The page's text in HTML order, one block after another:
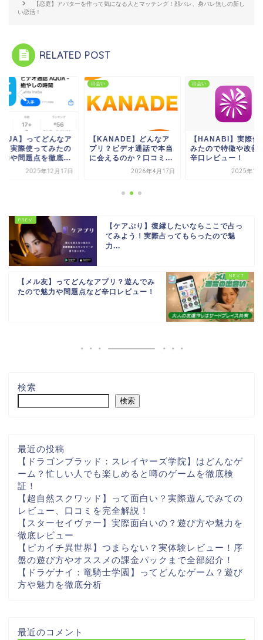
【恋庭】アバターを作って気になる人とマッチング！顔バレ、身バレ無しの新し
い恋活！
RELATED POST
】ってどんなア
？実際使ってみたの
力や問題点を徹底...
2025年12月17日
出会い
【KANADE】どんなア
プリ？ビデオ通話で本当
に会えるのか？口コミ...
2026年4月17日
出会い
【HANABI】実際使
みたので特徴や改善
辛口レビュー！
2025年12
【ケアぷり】復縁したいならここで占っ
てみよう！実際占ってもらったので魅
力...
【メル友】ってどんなアプリ？遊んでみ
たので魅力や問題点など辛口レビュー！
検索
検索
最近の投稿
【ドラゴンブラッド：スレイヤーズ学院】はどんなゲ
ーム？忙しい人でも楽しめると噂のゲームを徹底検
証！
【超自然スクワッド】って面白い？実際遊んでみての
レビュー、口コミを完全解説！
【スターセイヴァー】実際面白いの？遊び方や魅力を
徹底レビュー
【ピカイチ異世界】つまらない？実体験レビュー！序
盤の遊び方やオススメの課金パックまで全部紹介！
【ドラゲナイ：竜騎士学園】ってどんなゲーム？遊び
方や魅力を徹底分析
最近のコメント